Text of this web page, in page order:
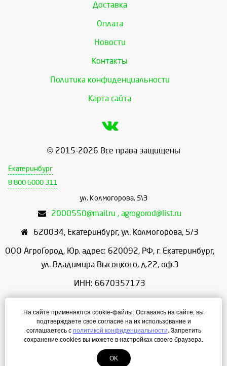
Доставка
Оплата
Новости
Контакты
Политика конфиденциальности
Карта сайта
© 2015-2026 Все права защищены
Екатеринбург
8 800 6000 311
ул. Колмогорова, 5\3
2000550@mail.ru , agrogorod@list.ru
620034, Екатеринбург, ул. Колмогорова, 5/3
ООО АгроГород, Юр. адрес: 620092, РФ, г. Екатеринбург,
ул. Владимира Высоцкого, д.22, оф.3
ИНН: 6670357173
ОГРН: 1156658086166
Режим работы: с 9:00 до 18:00
Создание сайта — ЛегионА
На сайте применяются cookie-файлы. Оставаясь на сайте, вы
подтверждаете свое согласие на их использование и
соглашаетесь с политикой конфиденциальности. Запретить
сохранение cookies вы можете в настройках своего браузера.
OK